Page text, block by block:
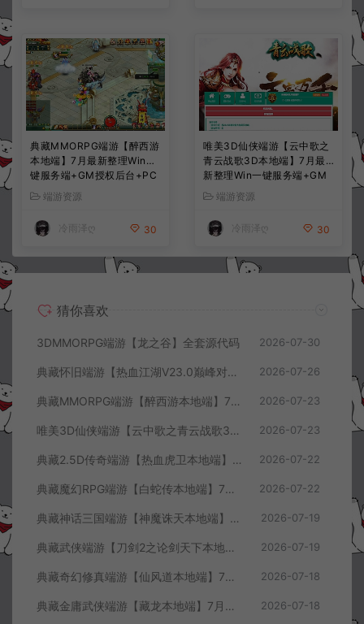
典藏MMORPG端游【醉西游
本地端】7月最新整理Win一
键服务端+GM授权后台+PC
客户端+详细搭建教程
端游资源
冷雨泽ღ 30
唯美3D仙侠端游【云中歌之
青云战歌3D本地端】7月最
新整理Win一键服务端+GM
工具+PC客户端+详细搭建教
端游资源
冷雨泽ღ 30
猜你喜欢
3DMMORPG端游【龙之谷】全套源代码 2026-07-30
典藏怀旧端游【热血江湖V23.0巅峰对决】7月最新整理Win一键服务端+GS源码+百宝阁+在线GM工具+PC客户端+详细搭建教程 2026-07-26
典藏MMORPG端游【醉西游本地端】7月最新整理Win一键服务端+GM授权后台+PC客户端+详细搭建教程 2026-07-23
唯美3D仙侠端游【云中歌之青云战歌3D本地端】7月最新整理Win一键服务端+GM工具+PC客户端+详细搭建教程 2026-07-23
典藏2.5D传奇端游【热血虎卫本地端】7月最新整理Win一键服务端+充值教程+PC客户端+详细搭建教程 2026-07-22
典藏魔幻RPG端游【白蛇传本地端】7月最新整理Win一键服务端+GM工具+PC客户端+详细搭建教程 2026-07-22
典藏神话三国端游【神魔诛天本地端】7月最新整理Win一键服务端+充值教程+PC客户端+详细搭建教程 2026-07-19
典藏武侠端游【刀剑2之论剑天下本地端】7月最新整理Win一键服务端+GM工具+PC客户端+详细搭建教程 2026-07-19
典藏奇幻修真端游【仙风道本地端】7月最新整理Win一键服务端+GM工具+PC客户端+详细搭建教程 2026-07-18
典藏金庸武侠端游【藏龙本地端】7月最新整理Win一键服务端+GM工具+PC客户端+详细搭建教程 2026-07-18